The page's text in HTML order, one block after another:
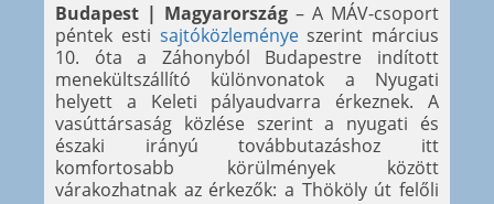
Budapest | Magyarország – A MÁV-csoport
péntek esti sajtóközleményeszerint március
10. óta a Záhonyból Budapestre indított
menekültszállító különvonatok a Nyugati
helyett a Keleti pályaudvarra érkeznek. A
vasúttársaság közlése szerint a nyugati és
északi irányú továbbutazáshoz itt
komfortosabb körülmények között
várakozhatnak az érkezők: a Thököly út felőli